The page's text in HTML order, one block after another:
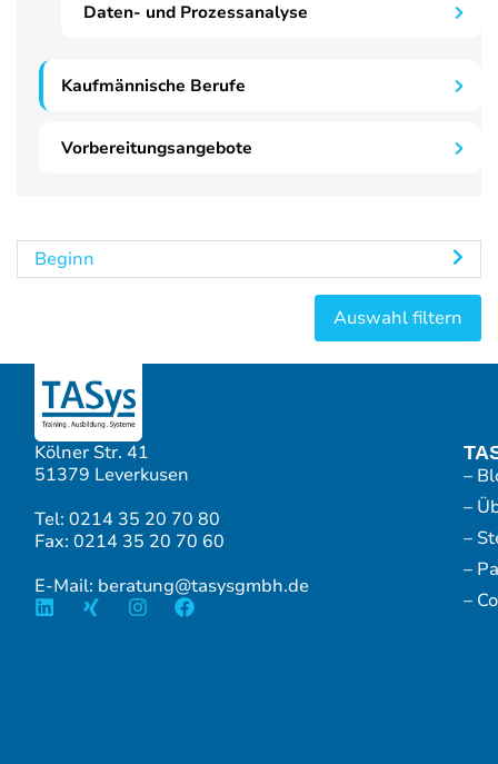
Daten- und Prozessanalyse
Kaufmännische Berufe
Vorbereitungsangebote
Beginn
Kölner Str. 41
51379 Leverkusen
Tel: 0214 35 20 70 80
Fax: 0214 35 20 70 60
E-Mail: beratung@tasysgmbh.de
–
–
–
–
–